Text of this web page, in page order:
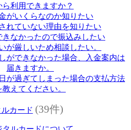
ら利用できますか？
がいくらなのか知りたい
れていない理由を知りたい
きなかったので振込みしたい
が厳しいため相談したい。
ができなかった場合、入金案内は
届きますか。
が過ぎてしまった場合の支払方法
教えてください。
カード (39件)